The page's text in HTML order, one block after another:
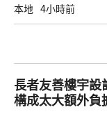
本地 4小時前
長者友善樓宇
構成太大額外負